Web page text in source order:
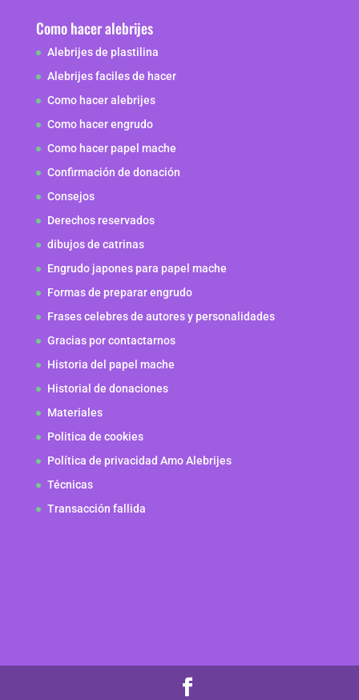
Como hacer alebrijes
Alebrijes de plastilina
Alebrijes faciles de hacer
Como hacer alebrijes
Como hacer engrudo
Como hacer papel mache
Confirmación de donación
Consejos
Derechos reservados
dibujos de catrinas
Engrudo japones para papel mache
Formas de preparar engrudo
Frases celebres de autores y personalidades
Gracias por contactarnos
Historia del papel mache
Historial de donaciones
Materiales
Politica de cookies
Política de privacidad Amo Alebrijes
Técnicas
Transacción fallida